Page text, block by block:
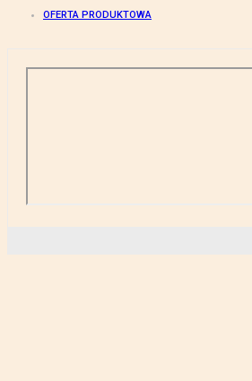
OFERTA PRODUKTOWA